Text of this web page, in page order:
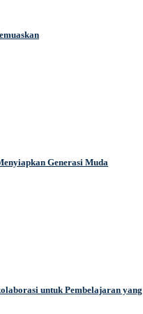
Generasi Muda
untuk Pembelajaran